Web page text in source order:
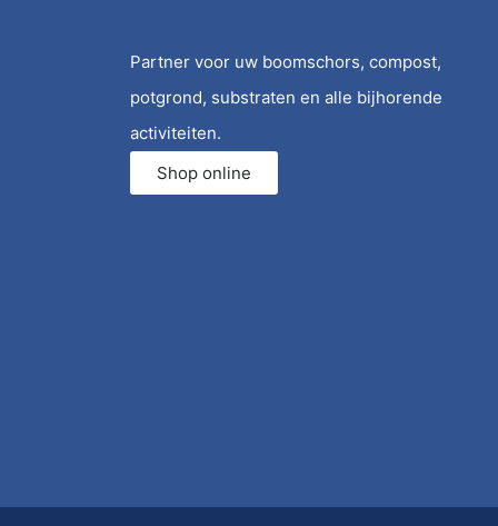
Partner voor uw boomschors, compost,
potgrond, substraten en alle bijhorende
activiteiten.
Shop online